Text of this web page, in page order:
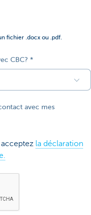
fichier .docx ou .pdf.
CBC?
avec mes
la déclaration